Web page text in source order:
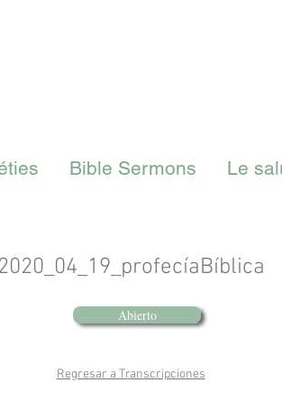
Bible Sermons Le
2020_04_19_profecíaBíblica
Abierto
Regresar a Transcripciones